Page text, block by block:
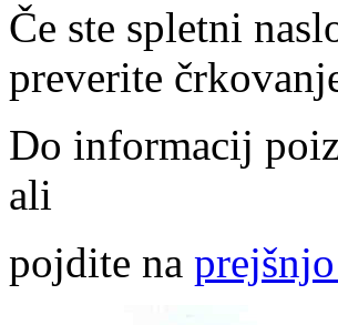
Če ste spletni
preverite
Do informacij
ali
pojdite na